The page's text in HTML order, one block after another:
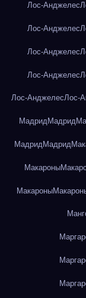
Лос-Анджелес
Лос-Анджелес
Лос-Анджелес
Лос-Анджелес
Лос-АнджелесЛос-
МадридМадрид
Мадрид Мадрид
Макароны
Макароны